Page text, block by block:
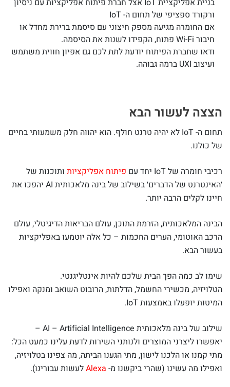
ורקורד ספציפי של תחום ה- IoT
אם החומרה מגיעה מספק חיצוני עם סיסמת ברירת מחדל או
חיבור Wi-Fi פתוח, הקפידו לשנות את הסיסמה.
ודאו שחברת הפיתוח יודעת לתת לכם גם אפיון חווית משתמש
ועיצוב UXI ברמה גבוהה.
הצצה לעשור הבא
תחום ה- IoT לא יהיה טרנט חולף. הוא יהווה חלק משמעותי בחיים
של כולנו.
רכיבי חומרה של IoT יחד עם פיתוח אפליקציות ותוכנות של
׳האינטרנט של הדברים׳ בשילוב של בינה מלאכותית AI יהפכו את
חיינו לקלים הרבה יותר.
הבינה המלאכותית, הזרמת התוכן, עולם הבריאות הדיגיטלי, עולם
הרכב האוטומי, הערים החכמות – כל אלה יוטמעו באפליקציות
בעשור הבא.
שימו לב כמה הפך הבית שלכם להיות אינטליגנטי.
הטלויזיה, מכשירי החשמל, הדלתות, הרובוט השואב ומנקה ואפילו
המיטות יופעלו באמצעות IoT.
שילוב של בינה מלאכותית AI – Artificial Intelligence –
יאפשרו ליצרני המוצרים ולנותני השירות לדעת עלינו כמעט הכל:
מתי קמנו או הלכנו לישון, מתי הגענו הביתה, מה צפינו בטלויזיה,
ואפילו מה עשינו (שהרי ביקשנו מ- Alexaלעשות עבורינו).